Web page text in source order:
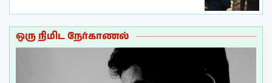
ஒரு நிமிட நேர்காணல்